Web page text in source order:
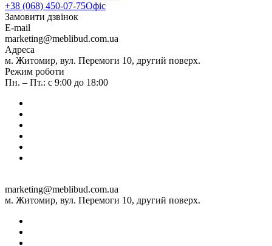
+38 (068) 450-07-75Офіс
Замовити дзвінок
E-mail
marketing@meblibud.com.ua
Адреса
м. Житомир, вул. Перемоги 10, другий поверх.
Режим роботи
Пн. – Пт.: с 9:00 до 18:00
marketing@meblibud.com.ua
м. Житомир, вул. Перемоги 10, другий поверх.